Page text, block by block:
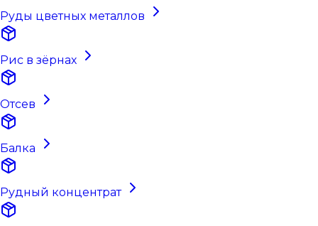
Руды цветных металлов
Рис в зёрнах
Отсев
Балка
Рудный концентрат